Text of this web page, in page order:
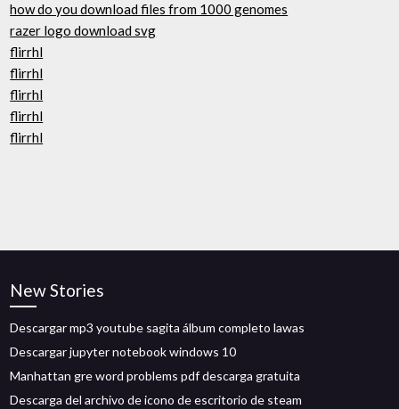
how do you download files from 1000 genomes
razer logo download svg
flirrhl
flirrhl
flirrhl
flirrhl
flirrhl
New Stories
Descargar mp3 youtube sagita álbum completo lawas
Descargar jupyter notebook windows 10
Manhattan gre word problems pdf descarga gratuita
Descarga del archivo de icono de escritorio de steam